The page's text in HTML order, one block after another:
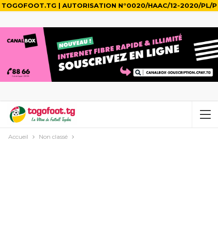
TOGOFOOT.TG | AUTORISATION N°0020/HAAC/12-2020/PL/P
Accueil Non classé